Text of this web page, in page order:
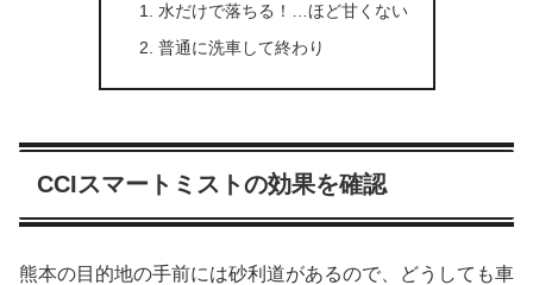
水だけで落ちる！…ほど甘くない
普通に洗車して終わり
CCIスマートミストの効果を確認
熊本の目的地の手前には砂利道があるので、どうしても車